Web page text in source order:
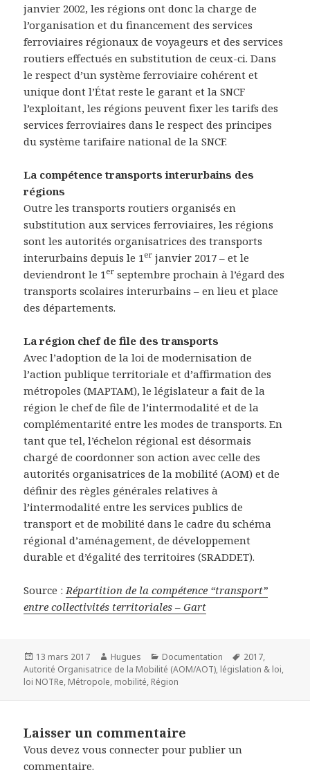
janvier 2002, les régions ont donc la charge de
l’organisation et du financement des services
ferroviaires régionaux de voyageurs et des services
routiers effectués en substitution de ceux-ci. Dans
le respect d’un système ferroviaire cohérent et
unique dont l’État reste le garant et la SNCF
l’exploitant, les régions peuvent fixer les tarifs des
services ferroviaires dans le respect des principes
du système tarifaire national de la SNCF.
La compétence transports interurbains des
régions
Outre les transports routiers organisés en
substitution aux services ferroviaires, les régions
sont les autorités organisatrices des transports
interurbains depuis le 1er janvier 2017 – et le
deviendront le 1er septembre prochain à l’égard des
transports scolaires interurbains – en lieu et place
des départements.
La région chef de file des transports
Avec l’adoption de la loi de modernisation de
l’action publique territoriale et d’affirmation des
métropoles (MAPTAM), le législateur a fait de la
région le chef de file de l’intermodalité et de la
complémentarité entre les modes de transports. En
tant que tel, l’échelon régional est désormais
chargé de coordonner son action avec celle des
autorités organisatrices de la mobilité (AOM) et de
définir des règles générales relatives à
l’intermodalité entre les services publics de
transport et de mobilité dans le cadre du schéma
régional d’aménagement, de développement
durable et d’égalité des territoires (SRADDET).
Source :Répartition de la compétence “transport”
entre collectivités territoriales – Gart
Publié
le
13 mars 2017 Auteur
Hugues Catégories
Documentation
Mots-
clés
2017,
Autorité Organisatrice de la Mobilité (AOM/AOT), législation & loi,
loi NOTRe, Métropole, mobilité, Région
Laisser un commentaire
Vous devezvous connecter pour publier un
commentaire.